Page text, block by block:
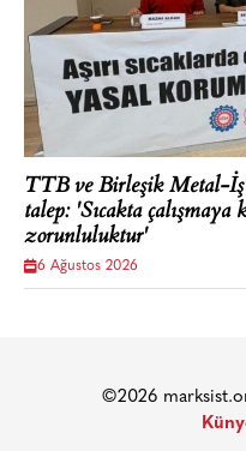
TTB ve Birleşik Metal-
talep: 'Sıcakta çalışmaya
zorunluluktur'
6 Ağustos 2026
©2026